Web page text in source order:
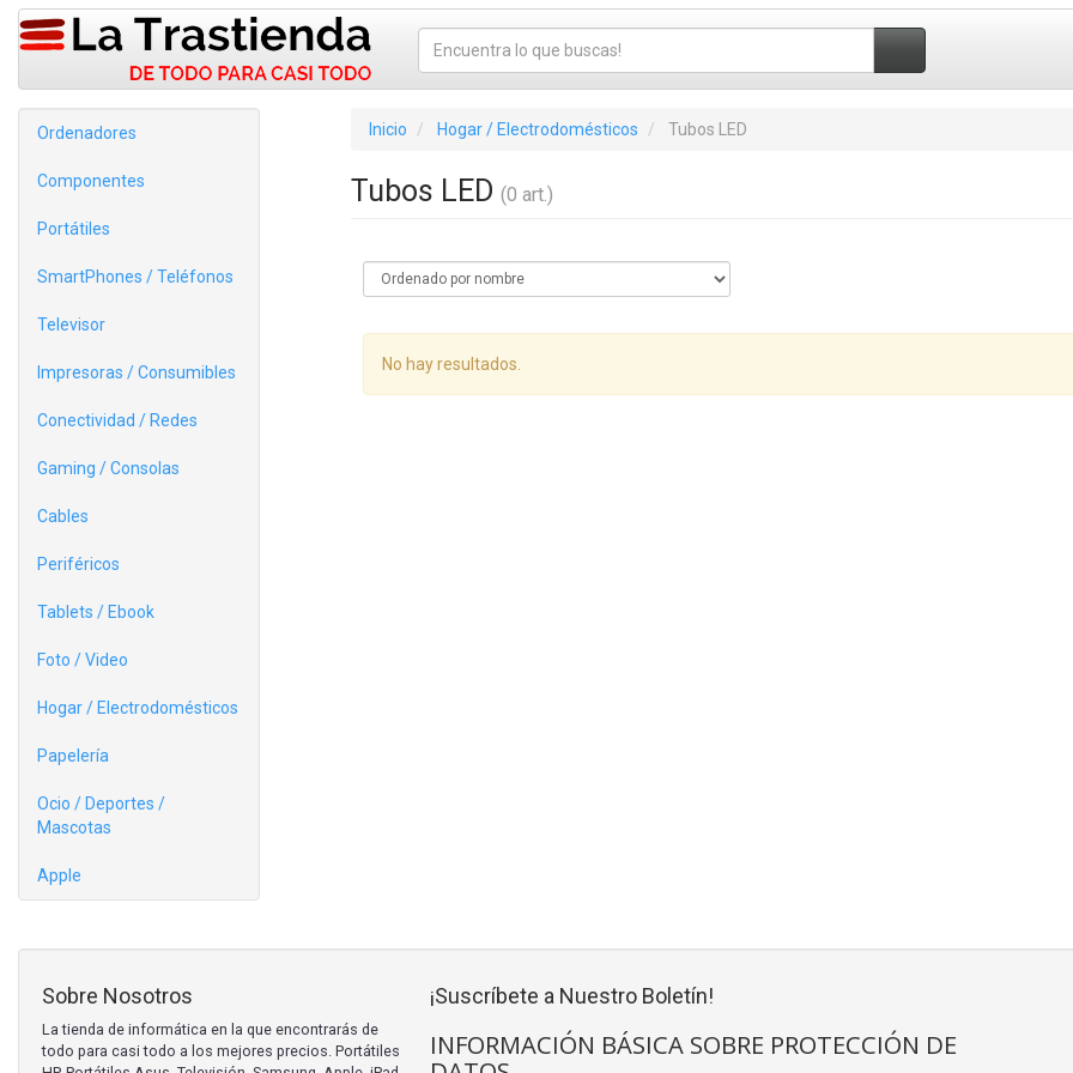
Ordenadores
Componentes
Portátiles
SmartPhones / Teléfonos
Televisor
Impresoras / Consumibles
Conectividad / Redes
Gaming / Consolas
Cables
Periféricos
Tablets / Ebook
Foto / Video
Hogar / Electrodomésticos
Papelería
Ocio / Deportes /
Mascotas
Apple
Inicio Hogar / Electrodomésticos Tubos LED
Tubos LED (0 art.)
No hay resultados.
Sobre Nosotros
La tienda de informática en la que encontrarás de
todo para casi todo a los mejores precios. Portátiles
¡Suscríbete a Nuestro Boletín!
INFORMACIÓN BÁSICA SOBRE PROTECCIÓN DE